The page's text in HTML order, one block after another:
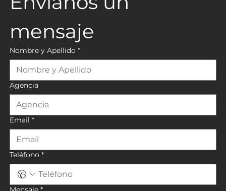
mensaje
Nombre y Apellido *
Agencia
Email *
Teléfono *